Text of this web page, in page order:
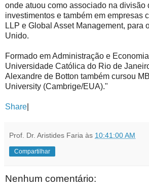
onde atuou como associado na divisão
investimentos e também em empresas
LLP e Global Asset Management, para
Unido.
Formado em Administração e
Universidade Católica do Rio de
Alexandre de Botton também cursou
University (Cambrige/EUA)."
Share
Prof. Dr. Aristides Faria às 10:41:00 AM
Compartilhar
Nenhum comentário: